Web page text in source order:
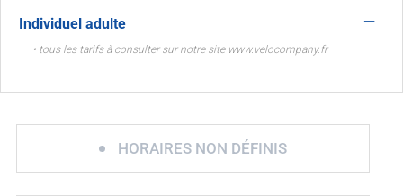
Individuel adulte —
• tous les tarifs à consulter sur notre site www.velocompany.fr
HORAIRES NON DÉFINIS